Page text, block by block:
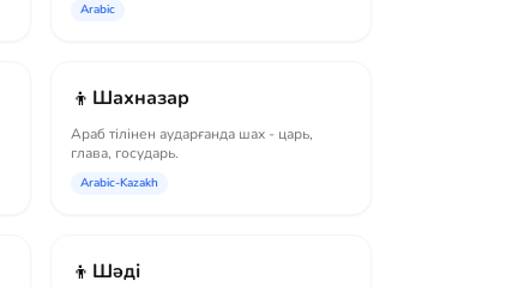
Arabic
👦 Шахназар
Араб тілінен аударғанда шах - царь,
глава, государь.
Arabic-Kazakh
👦 Шәді